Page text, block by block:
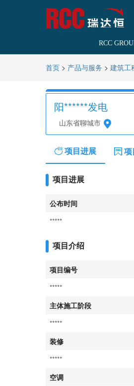
RCC
首页 > 产品与服务 > 建筑工
阳******发电
山东省聊城市
项目进展 项
项目进展
公布时间
*****
项目介绍
项目编号
*****
主体施工阶段
*****
装修
*****
空调